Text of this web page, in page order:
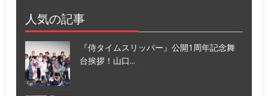
人気の記事
『侍タイムスリッパー』公開1周年記念舞
台挨拶！山口...